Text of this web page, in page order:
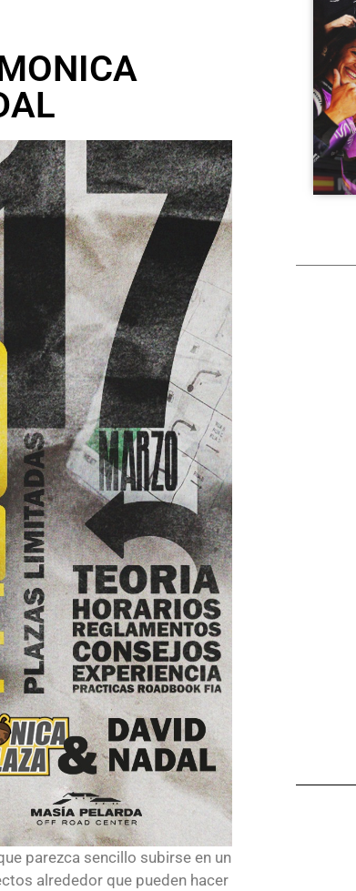
parezca sencillo subirse en un
alrededor que pueden hacer